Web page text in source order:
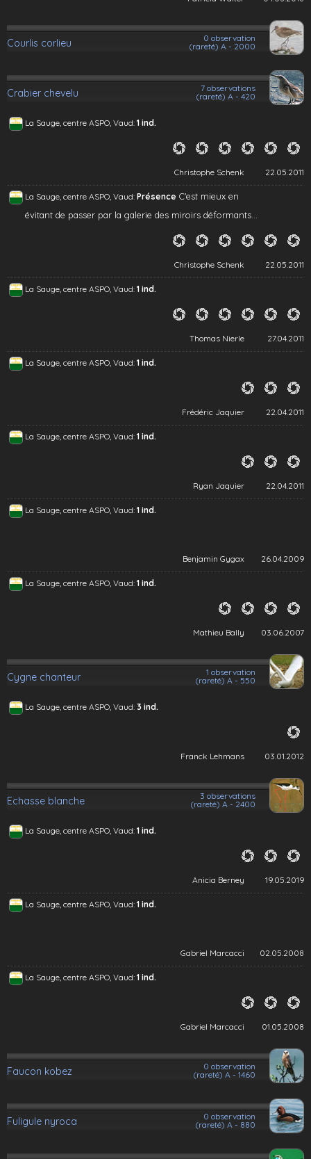
Courlis corlieu
0 observation
(rareté) A - 2000
Crabier chevelu
7 observations
(rareté) A - 420
La Sauge, centre ASPO, Vaud: 1 ind.
Christophe Schenk 22.05.2011
La Sauge, centre ASPO, Vaud: Présence C'est mieux en
évitant de passer par la galerie des miroirs déformants...
Christophe Schenk 22.05.2011
La Sauge, centre ASPO, Vaud: 1 ind.
Thomas Nierle 27.04.2011
La Sauge, centre ASPO, Vaud: 1 ind.
Frédéric Jaquier 22.04.2011
La Sauge, centre ASPO, Vaud: 1 ind.
Ryan Jaquier 22.04.2011
La Sauge, centre ASPO, Vaud: 1 ind.
Benjamin Gygax 26.04.2009
La Sauge, centre ASPO, Vaud: 1 ind.
Mathieu Bally 03.06.2007
Cygne chanteur
1 observation
(rareté) A - 550
La Sauge, centre ASPO, Vaud: 3 ind.
Franck Lehmans 03.01.2012
Echasse blanche
3 observations
(rareté) A - 2400
La Sauge, centre ASPO, Vaud: 1 ind.
Anicia Berney 19.05.2019
La Sauge, centre ASPO, Vaud: 1 ind.
Gabriel Marcacci 02.05.2008
La Sauge, centre ASPO, Vaud: 1 ind.
Gabriel Marcacci 01.05.2008
Faucon kobez
0 observation
(rareté) A - 1460
Fuligule nyroca
0 observation
(rareté) A - 880